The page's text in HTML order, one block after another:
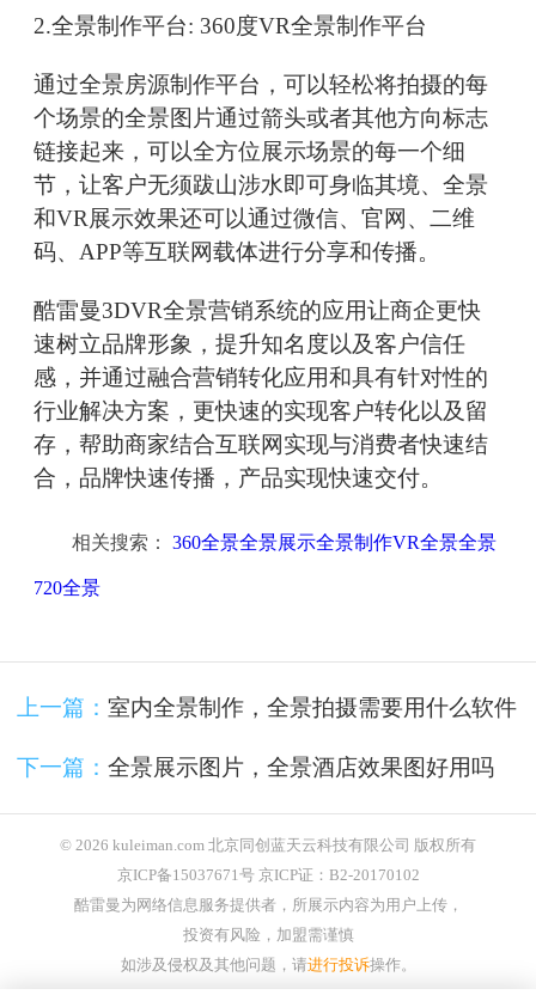
2.全景制作平台: 360度VR全景制作平台
通过全景房源制作平台，可以轻松将拍摄的每
个场景的全景图片通过箭头或者其他方向标志
链接起来，可以全方位展示场景的每一个细
节，让客户无须跋山涉水即可身临其境、全景
和VR展示效果还可以通过微信、官网、二维
码、APP等互联网载体进行分享和传播。
酷雷曼3DVR全景营销系统的应用让商企更快
速树立品牌形象，提升知名度以及客户信任
感，并通过融合营销转化应用和具有针对性的
行业解决方案，更快速的实现客户转化以及留
存，帮助商家结合互联网实现与消费者快速结
合，品牌快速传播，产品实现快速交付。
相关搜索： 360全景全景展示全景制作VR全景全景
720全景
上一篇： 室内全景制作，全景拍摄需要用什么软件
下一篇： 全景展示图片，全景酒店效果图好用吗
© 2026 kuleiman.com 北京同创蓝天云科技有限公司 版权所有
京ICP备15037671号 京ICP证：B2-20170102
酷雷曼为网络信息服务提供者，所展示内容为用户上传，
投资有风险，加盟需谨慎
如涉及侵权及其他问题，请进行投诉操作。